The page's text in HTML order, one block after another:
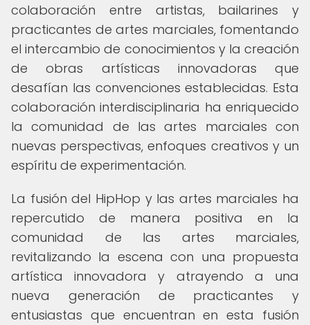
colaboración entre artistas, bailarines y
practicantes de artes marciales, fomentando
el intercambio de conocimientos y la creación
de obras artísticas innovadoras que
desafían las convenciones establecidas. Esta
colaboración interdisciplinaria ha enriquecido
la comunidad de las artes marciales con
nuevas perspectivas, enfoques creativos y un
espíritu de experimentación.
La fusión del HipHop y las artes marciales ha
repercutido de manera positiva en la
comunidad de las artes marciales,
revitalizando la escena con una propuesta
artística innovadora y atrayendo a una
nueva generación de practicantes y
entusiastas que encuentran en esta fusión